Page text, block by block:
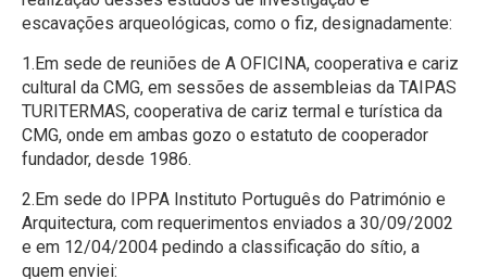
escavações arqueológicas, como o fiz, designadamente:
1.Em sede de reuniões de A OFICINA, cooperativa e cariz
cultural da CMG, em sessões de assembleias da TAIPAS
TURITERMAS, cooperativa de cariz termal e turística da
CMG, onde em ambas gozo o estatuto de cooperador
fundador, desde 1986.
2.Em sede do IPPA Instituto Português do Património e
Arquitectura, com requerimentos enviados a 30/09/2002
e em 12/04/2004 pedindo a classificação do sítio, a
quem enviei: